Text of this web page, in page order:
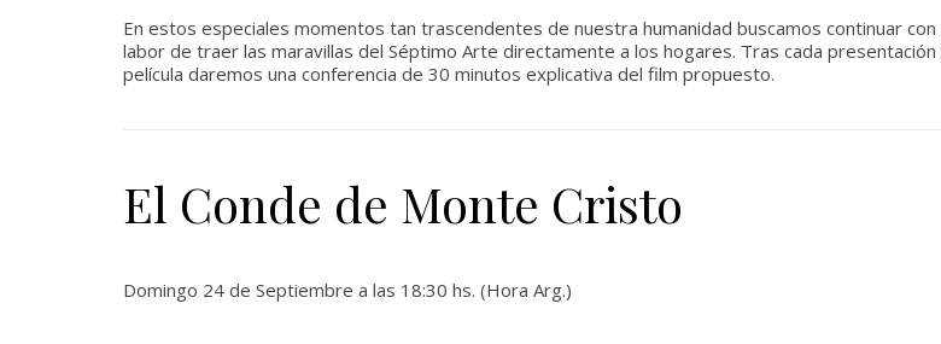
En estos especiales momentos tan trascendentes de nuestra humanidad buscamos continuar
labor de traer las maravillas del Séptimo Arte directamente a los hogares. Tras cada presentación
película daremos una conferencia de 30 minutos explicativa del film propuesto.
El Conde de Monte Cristo
Domingo 24 de Septiembre a las 18:30 hs. (Hora Arg.)